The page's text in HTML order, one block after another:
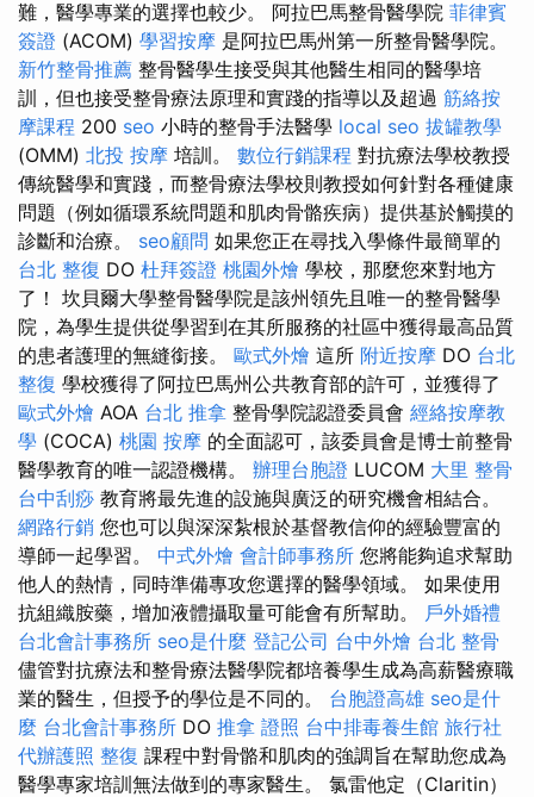
難，醫學專業的選擇也較少。 阿拉巴馬整骨醫學院 菲律賓
簽證 (ACOM) 學習按摩 是阿拉巴馬州第一所整骨醫學院。
新竹整骨推薦 整骨醫學生接受與其他醫生相同的醫學培
訓，但也接受整骨療法原理和實踐的指導以及超過 筋絡按
摩課程 200 seo 小時的整骨手法醫學 local seo 拔罐教學
(OMM) 北投 按摩 培訓。 數位行銷課程 對抗療法學校教授
傳統醫學和實踐，而整骨療法學校則教授如何針對各種健康
問題（例如循環系統問題和肌肉骨骼疾病）提供基於觸摸的
診斷和治療。 seo顧問 如果您正在尋找入學條件最簡單的
台北 整復 DO 杜拜簽證 桃園外燴 學校，那麼您來對地方
了！ 坎貝爾大學整骨醫學院是該州領先且唯一的整骨醫學
院，為學生提供從學習到在其所服務的社區中獲得最高品質
的患者護理的無縫銜接。 歐式外燴 這所 附近按摩 DO 台北
整復 學校獲得了阿拉巴馬州公共教育部的許可，並獲得了
歐式外燴 AOA 台北 推拿 整骨學院認證委員會 經絡按摩教
學 (COCA) 桃園 按摩 的全面認可，該委員會是博士前整骨
醫學教育的唯一認證機構。 辦理台胞證 LUCOM 大里 整骨
台中刮痧 教育將最先進的設施與廣泛的研究機會相結合。
網路行銷 您也可以與深深紮根於基督教信仰的經驗豐富的
導師一起學習。 中式外燴 會計師事務所 您將能夠追求幫助
他人的熱情，同時準備專攻您選擇的醫學領域。 如果使用
抗組織胺藥，增加液體攝取量可能會有所幫助。 戶外婚禮
台北會計事務所 seo是什麼 登記公司 台中外燴 台北 整骨
儘管對抗療法和整骨療法醫學院都培養學生成為高薪醫療職
業的醫生，但授予的學位是不同的。 台胞證高雄 seo是什
麼 台北會計事務所 DO 推拿 證照 台中排毒養生館 旅行社
代辦護照 整復 課程中對骨骼和肌肉的強調旨在幫助您成為
醫學專家培訓無法做到的專家醫生。 氯雷他定（Claritin）